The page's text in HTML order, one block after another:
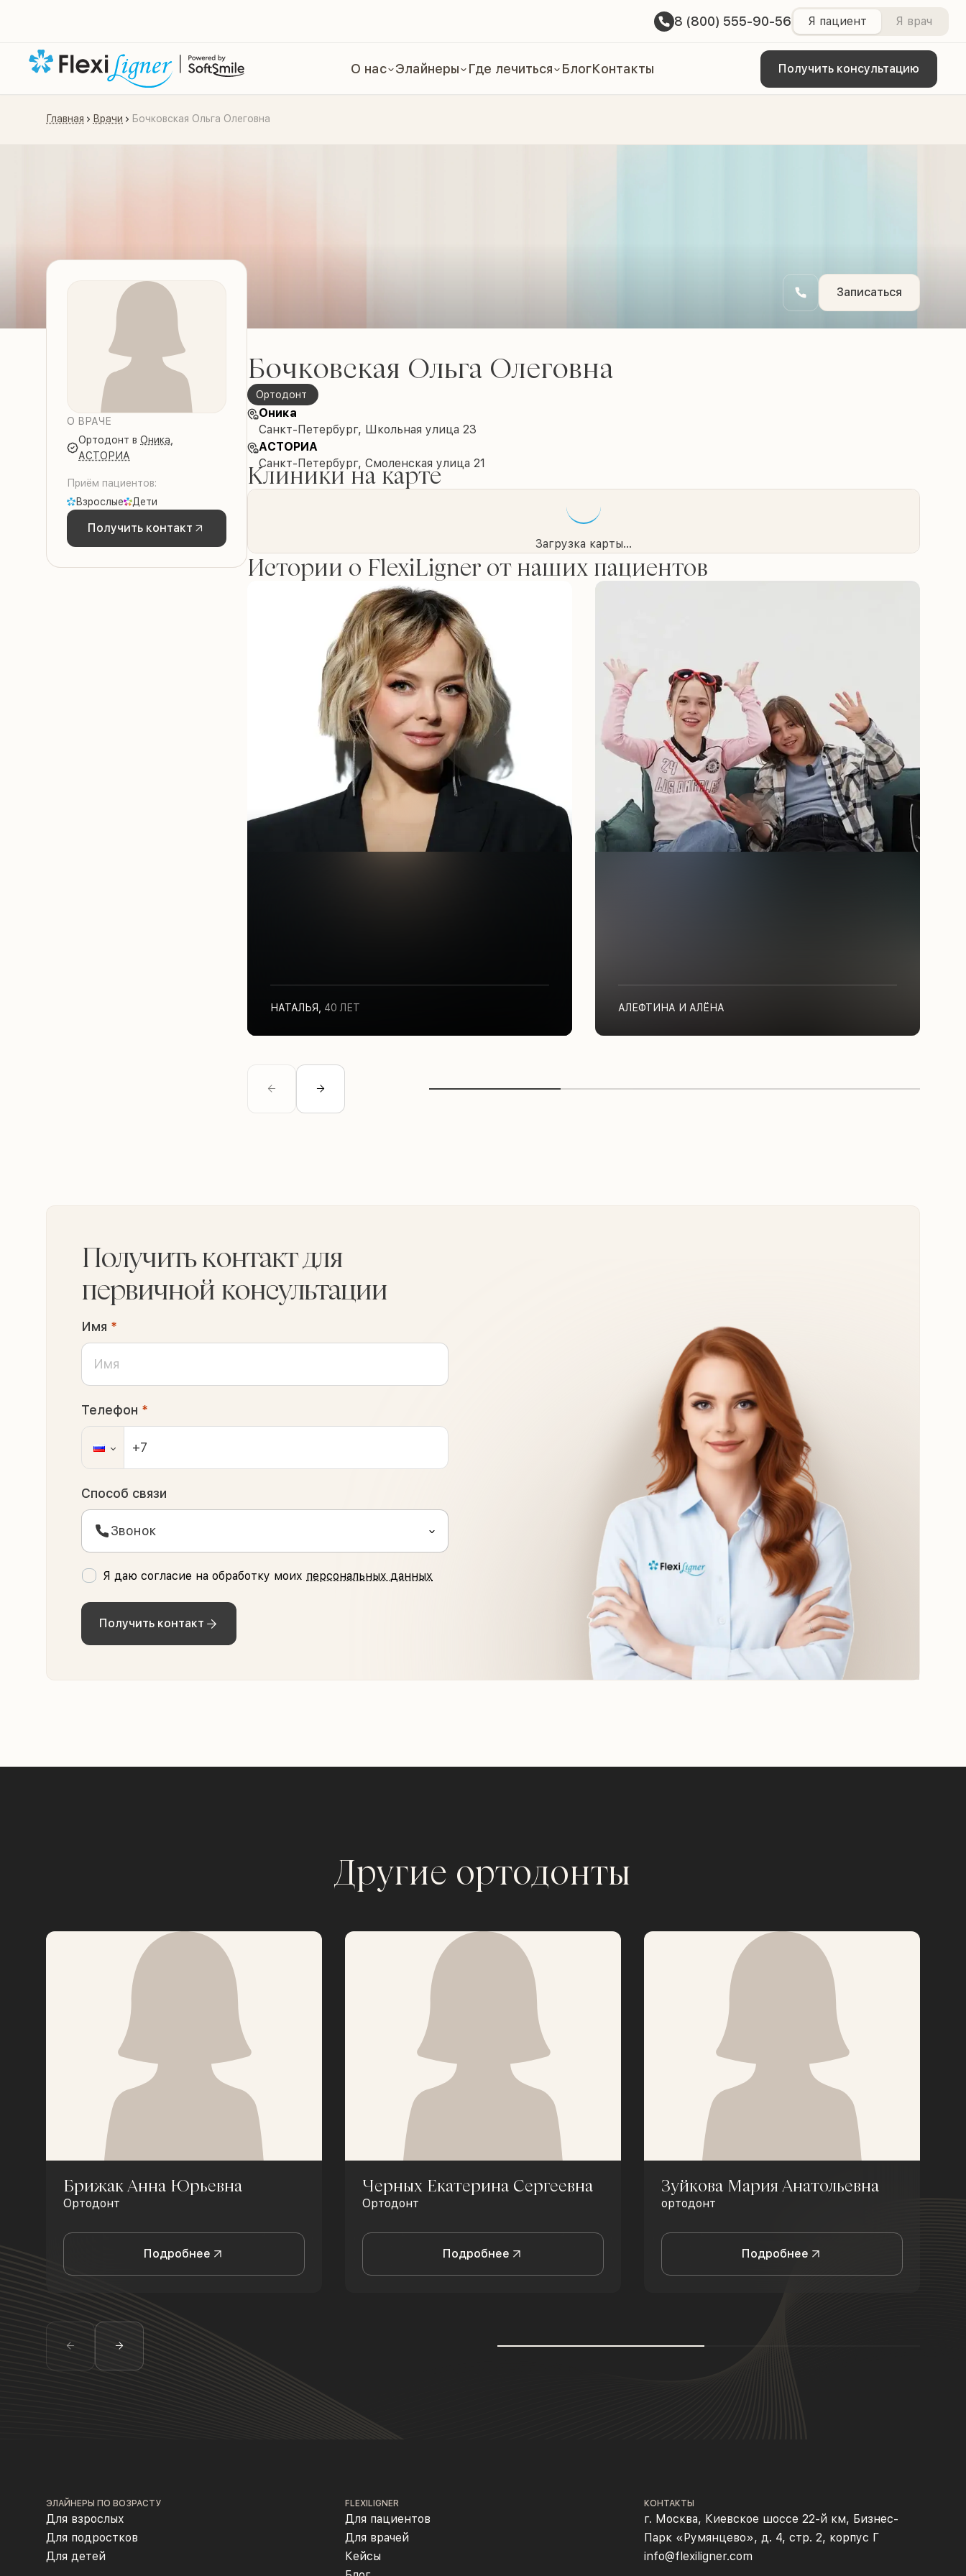
8 (800) 555-90-56 Я пациент Я врач
О нас Элайнеры Где лечиться БлогКонтакты Получить консультацию
Главная Врачи Бочковская Ольга Олеговна
Записаться
О ВРАЧЕ
Ортодонт в Оника
АСТОРИА
Приём пациентов:
Взрослые
Дети
Получить контакт
Бочковская Ольга Олеговна
Ортодонт
Оника
Санкт-Петербург, Школьная улица 23
АСТОРИА
Санкт-Петербург, Смоленская улица 21
Клиники на карте
Загрузка карты...
Истории о FlexiLigner от наших пациентов
НАТАЛЬЯ 40 ЛЕТ АЛЕФТИНА И АЛЁНА
Получить контакт для
первичной консультации
Имя *
Телефон *
Способ связи
Звонок
Я даю согласие на обработку моих персональных данных
Получить контакт
Другие ортодонты
Брижак Анна Юрьевна
Ортодонт
Подробнее
Черных Екатерина Сергеевна
Ортодонт
Подробнее
Зуйкова Мария Анатольевна
ортодонт
Подробнее
ЭЛАЙНЕРЫ ПО ВОЗРАСТУ
Для взрослых
Для подростков
Для детей
FLEXILIGNER
Для пациентов
Для врачей
Кейсы
КОНТАКТЫ
г. Москва, Киевское шоссе 22-й км, Бизнес-
Парк «Румянцево», д. 4, стр. 2, корпус Г
info@flexiligner.com